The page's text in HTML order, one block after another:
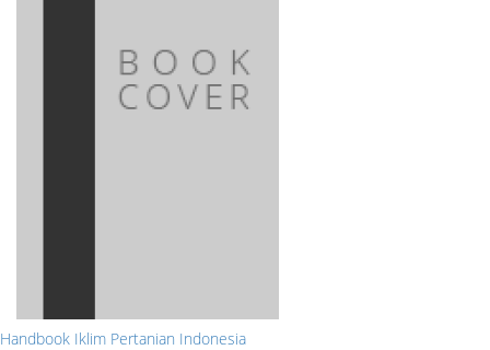
Handbook Iklim Pertanian Indonesia